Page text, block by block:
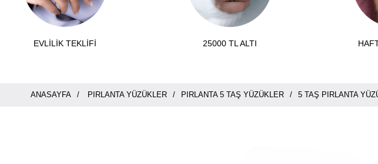
EVLİLİK TEKLİFİ 25000 TL ALTI
ANASAYFA PIRLANTA YÜZÜKLER PIRLANTA 5 TAŞ YÜZÜKLER 5 TAŞ PIRLANTA